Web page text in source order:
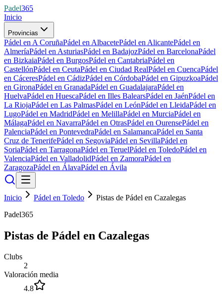
Padel365
Inicio
Provincias
Pádel en A CoruñaPádel en AlbacetePádel en AlicantePádel en
AlmeríaPádel en AsturiasPádel en BadajozPádel en BarcelonaPádel
en BizkaiaPádel en BurgosPádel en CantabriaPádel en
CastellónPádel en CeutaPádel en Ciudad RealPádel en CuencaPádel
en CáceresPádel en CádizPádel en CórdobaPádel en GipuzkoaPádel
en GironaPádel en GranadaPádel en GuadalajaraPádel en
HuelvaPádel en HuescaPádel en Illes BalearsPádel en JaénPádel en
La RiojaPádel en Las PalmasPádel en LeónPádel en LleidaPádel en
LugoPádel en MadridPádel en MelillaPádel en MurciaPádel en
MálagaPádel en NavarraPádel en OtrasPádel en OurensePádel en
PalenciaPádel en PontevedraPádel en SalamancaPádel en Santa
Cruz de TenerifePádel en SegoviaPádel en SevillaPádel en
SoriaPádel en TarragonaPádel en TeruelPádel en ToledoPádel en
ValenciaPádel en ValladolidPádel en ZamoraPádel en
ZaragozaPádel en ÁlavaPádel en Ávila
Inicio Pádel en Toledo
Pistas de Pádel en Cazalegas
Padel365
Pistas de Pádel en Cazalegas
Clubs
2
Valoración media
4.8